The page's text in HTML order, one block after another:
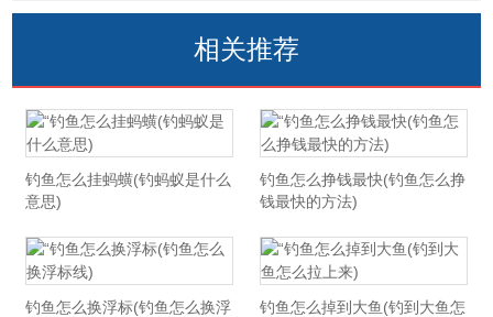
相关推荐
钓鱼怎么挂蚂蟥(钓蚂蚁是什么
意思)
钓鱼怎么挣钱最快(钓鱼怎么挣
钱最快的方法)
钓鱼怎么换浮标(钓鱼怎么换浮
钓鱼怎么掉到大鱼(钓到大鱼怎